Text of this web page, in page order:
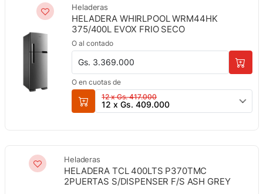
Heladeras
HELADERA WHIRLPOOL WRM44HK
375/400L EVOX FRIO SECO
O al contado
Gs. 3.369.000
O en cuotas de
12 x Gs. 417.000
12 x Gs. 409.000
Heladeras
HELADERA TCL 400LTS P370TMC
2PUERTAS S/DISPENSER F/S ASH GREY